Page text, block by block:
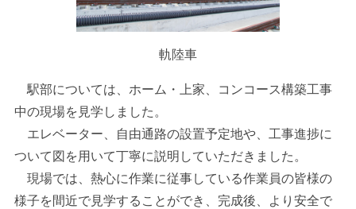
軌陸車
駅部については、ホーム・上家、コンコース構築工事
中の現場を見学しました。
エレベーター、自由通路の設置予定地や、工事進捗に
ついて図を用いて丁寧に説明していただきました。
現場では、熱心に作業に従事している作業員の皆様の
様子を間近で見学することができ、完成後、より安全で